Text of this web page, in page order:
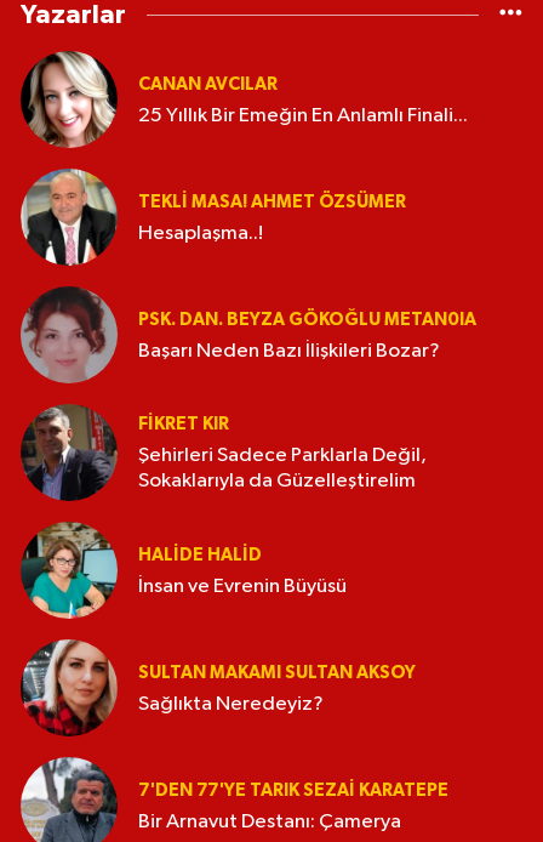
Yazarlar
CANAN AVCILAR
25 Yıllık Bir Emeğin En Anlamlı Finali...
TEKLI MASA! AHMET ÖZSÜMER
Hesaplaşma..!
PSK. DAN. BEYZA GÖKOĞLU METAN0IA
Başarı Neden Bazı İlişkileri Bozar?
FIKRET KIR
Şehirleri Sadece Parklarla Değil,
Sokaklarıyla da Güzelleştirelim
HALIDE HALID
İnsan ve Evrenin Büyüsü
SULTAN MAKAMI SULTAN AKSOY
Sağlıkta Neredeyiz?
7'DEN 77'YE TARIK SEZAI KARATEPE
Bir Arnavut Destanı: Çamerya